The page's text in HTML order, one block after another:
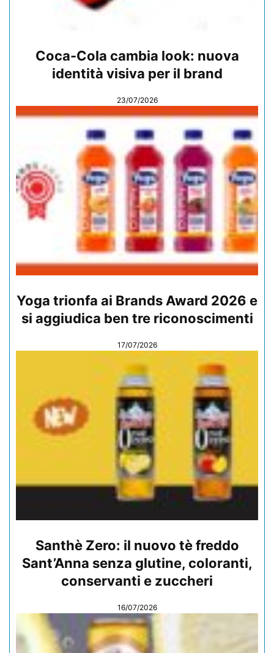
Coca-Cola cambia look: nuova
identità visiva per il brand
23/07/2026
Yoga trionfa ai Brands Award 2026 e
si aggiudica ben tre riconoscimenti
17/07/2026
Santhè Zero: il nuovo tè freddo
Sant’Anna senza glutine, coloranti,
conservanti e zuccheri
16/07/2026